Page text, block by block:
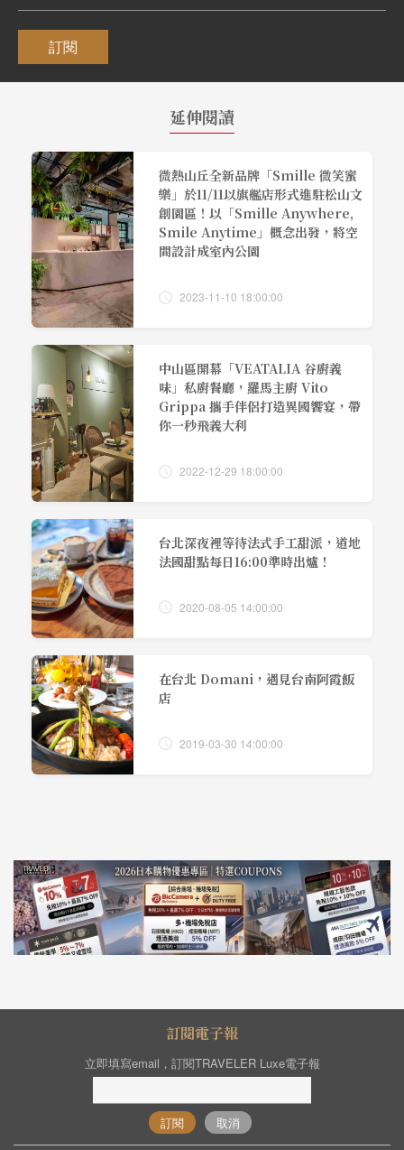
訂閱
延伸閱讀
微熱山丘全新品牌「Smille 微笑蜜
樂」於11/11以旗艦店形式進駐松山文
創園區！以「Smille Anywhere,
Smile Anytime」概念出發，將空
間設計成室內公園
2023-11-10 18:00:00
中山區開幕「VEATALIA 谷廚義
味」私廚餐廳，羅馬主廚 Vito
Grippa 攜手伴侶打造異國饗宴，帶
你一秒飛義大利
2022-12-29 18:00:00
台北深夜裡等待法式手工甜派，道地
法國甜點每日16:00準時出爐！
2020-08-05 14:00:00
在台北 Domani，遇見台南阿霞飯
店
2019-03-30 14:00:00
訂閱電子報
立即填寫email，訂閱TRAVELER Luxe電子報
訂閱 取消